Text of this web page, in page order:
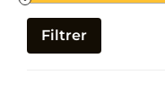
Prix
Prix
Filtrer